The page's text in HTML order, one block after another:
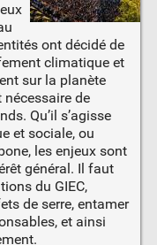
ont décidé de
climatique et
sur la planète
nécessaire de
Qu’il s’agisse
et sociale, ou
les enjeux sont
général. Il faut
du GIEC,
de serre, entamer
et ainsi